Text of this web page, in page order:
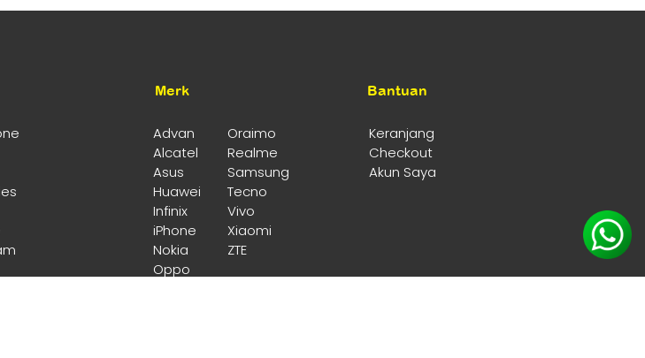
Merk
Advan
Oraimo
Alcatel
Realme
Asus
Samsung
Huawei
Tecno
Infinix
Vivo
iPhone
Xiaomi
Nokia
ZTE
Oppo
Bantuan
Keranjang
Checkout
Akun Saya